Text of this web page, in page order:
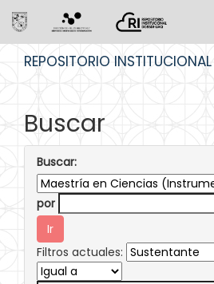
REPOSITORIO
Buscar
Buscar:
por
Filtros actuales: